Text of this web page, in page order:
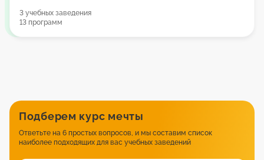
3 учебных заведения
13 программ
Подберем курс мечты
Ответьте на 6 простых вопросов, и мы составим список
наиболее подходящих для вас учебных заведений